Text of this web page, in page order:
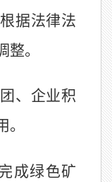
据法律法
。
、企业积
成绿色矿